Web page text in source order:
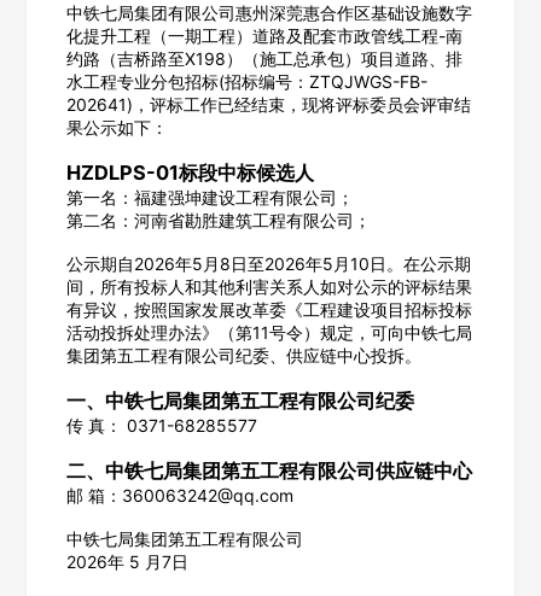
中铁七局集团有限公司惠州深莞惠合作区基础设施数字
化提升工程（一期工程）道路及配套市政管线工程-南
约路（吉桥路至X198）（施工总承包）项目道路、排
水工程专业分包招标(招标编号：ZTQJWGS-FB-
202641)，评标工作已经结束，现将评标委员会评审结
果公示如下：
HZDLPS-01标段中标候选人
第一名：福建强坤建设工程有限公司；
第二名：河南省勘胜建筑工程有限公司；
公示期自2026年5月8日至2026年5月10日。在公示期
间，所有投标人和其他利害关系人如对公示的评标结果
有异议，按照国家发展改革委《工程建设项目招标投标
活动投拆处理办法》（第11号令）规定，可向中铁七局
集团第五工程有限公司纪委、供应链中心投拆。
一、中铁七局集团第五工程有限公司纪委
传 真： 0371-68285577
二、中铁七局集团第五工程有限公司供应链中心
邮 箱：360063242@qq.com
中铁七局集团第五工程有限公司
2026年 5 月7日
公司名称